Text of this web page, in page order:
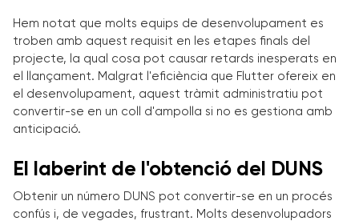
Hem notat que molts equips de desenvolupament es
troben amb aquest requisit en les etapes finals del
projecte, la qual cosa pot causar retards inesperats en
el llançament. Malgrat l'eficiència que Flutter ofereix en
el desenvolupament, aquest tràmit administratiu pot
convertir-se en un coll d'ampolla si no es gestiona amb
anticipació.
El laberint de l'obtenció del DUNS
Obtenir un número DUNS pot convertir-se en un procés
confús i, de vegades, frustrant. Molts desenvolupadors